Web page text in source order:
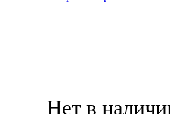
Нет в